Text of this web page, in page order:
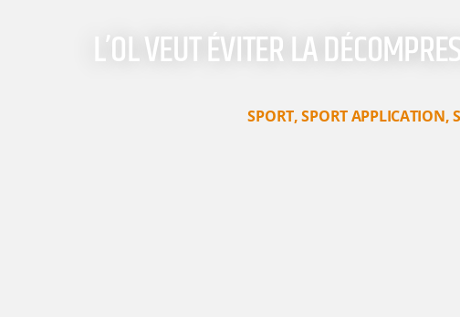
L’OL VEUT ÉVITER LA
SPORT,SPORT APPLICATION,